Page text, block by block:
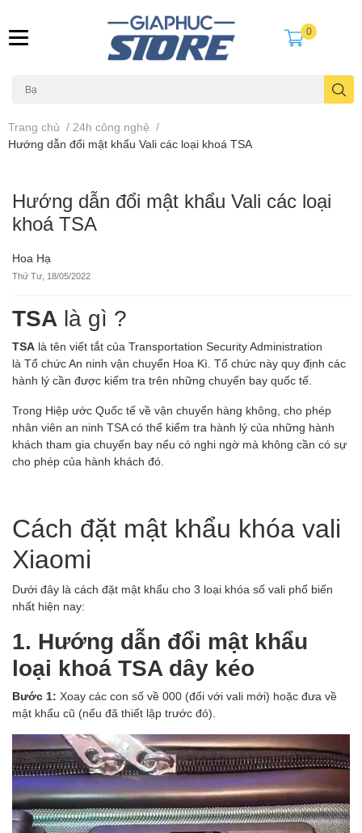
0
Trang chủ / 24h công nghệ /
Hướng dẫn đổi mật khẩu Vali các loại khoá TSA
Hướng dẫn đổi mật khẩu Vali các loại
khoá TSA
Hoa Hạ
Thứ Tư, 18/05/2022
TSA là gì ?
TSA là tên viết tắt của Transportation Security Administration
là Tổ chức An ninh vận chuyển Hoa Kì. Tổ chức này quy định các
hành lý cần được kiểm tra trên những chuyến bay quốc tế.
Trong Hiệp ước Quốc tế về vận chuyển hàng không, cho phép
nhân viên an ninh TSA có thể kiểm tra hành lý của những hành
khách tham gia chuyến bay nếu có nghi ngờ mà không cần có sự
cho phép của hành khách đó.
Cách đặt mật khẩu khóa vali
Xiaomi
Dưới đây là cách đặt mật khẩu cho 3 loại khóa số vali phổ biến
nhất hiện nay:
1. Hướng dẫn đổi mật khẩu
loại khoá TSA dây kéo
Bước 1: Xoay các con số về 000 (đối với vali mới) hoặc đưa về
mật khẩu cũ (nếu đã thiết lập trước đó).